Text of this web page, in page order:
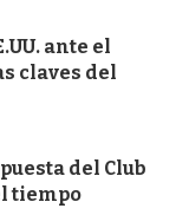
ante el
claves del
del Club
tiempo